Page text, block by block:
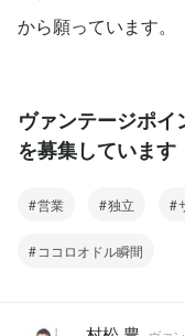
から願っています。
ヴァンテージポ
を募集しています
営業 独立
ココロオドル瞬間